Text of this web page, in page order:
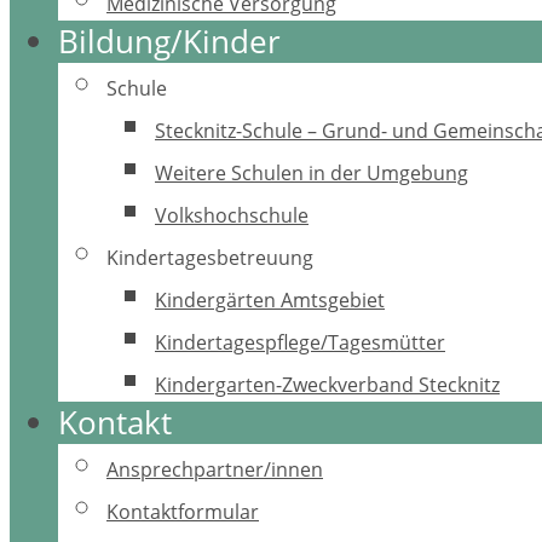
Bildung/Kinder
Schule
Stecknitz-Schule – Grund- und
Weitere Schulen in der Umgebung
Volkshochschule
Kindertagesbetreuung
Kindergärten Amtsgebiet
Kindertagespflege/Tagesmütter
Kindergarten-Zweckverband Stecknitz
Kontakt
Ansprechpartner/innen
Kontaktformular